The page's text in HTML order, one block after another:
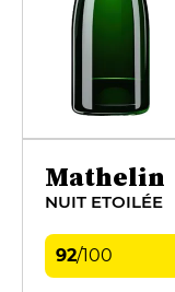
Mathelin
NUIT ETOILÉE
92/100